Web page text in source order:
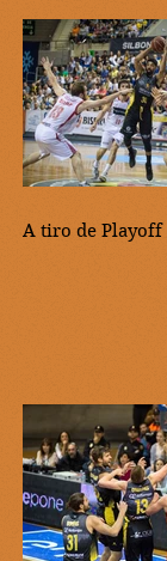
A tiro de Playoff